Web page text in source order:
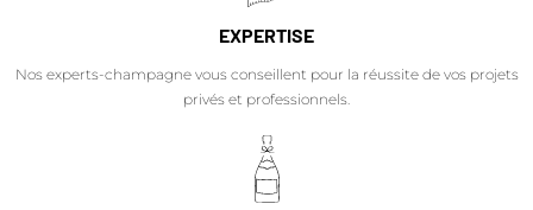
EXPERTISE
Nos experts-champagne vous conseillent pour la réussite de vos projets
privés et professionnels.